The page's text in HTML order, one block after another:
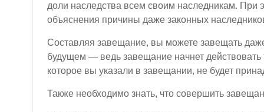
доли наследства всем своим наследникам. При
объяснения причины даже законных
Составляя завещание, вы можете завещать
будущем — ведь завещание начнет
которое вы указали в завещании, не будет
Также необходимо знать, что совершить